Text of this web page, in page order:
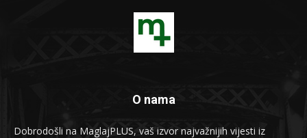
O nama
Dobrodošli na MaglajPLUS, vaš izvor najvažnijih vijesti iz